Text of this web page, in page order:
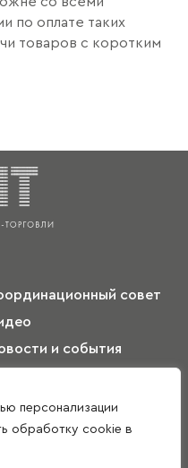
персонализации
обработку cookie в
по оплате таких
товаров с коротким
совет
и события